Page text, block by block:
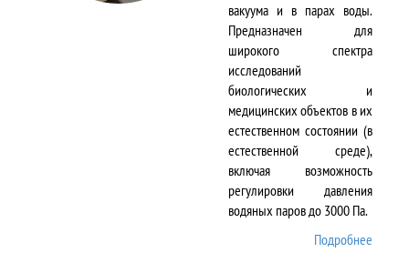
вакуума и в парах воды.
Предназначен для
широкого спектра
исследований
биологических и
медицинских объектов в их
естественном состоянии (в
естественной среде),
включая возможность
регулировки давления
водяных паров до 3000 Па.
Подробнее